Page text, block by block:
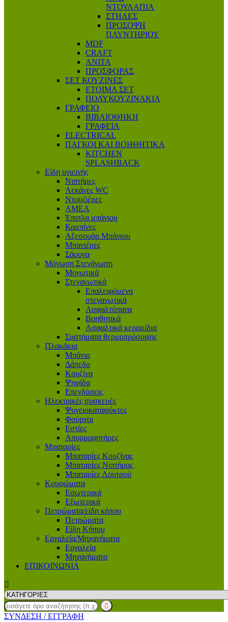
ΝΤΟΥΛΑΠΙΑ
ΣΤΗΛΕΣ
ΠΡΟΣΟΨΗ
ΠΛΥΝΤΗΡΙΟΥ
MDF
CRAFT
ANITA
ΠΡΟΣΦΟΡΑΣ
ΣΕΤ ΚΟΥΖΙΝΕΣ
ΕΤΟΙΜΑ ΣΕΤ
ΠΟΛΥΚΟΥΖΙΝΑΚΙΑ
ΓΡΑΦΕΙΟ
ΒΙΒΛΙΟΘΗΚΗ
ΓΡΑΦΕΙΑ
ELECTRICAL
ΠΑΓΚΟΙ ΚΑΙ ΒΟΗΘΗΤΙΚΑ
KITCHEN
SPLASHBACK
Είδη υγιεινής
Νιπτήρες
Λεκάνες WC
Ντουζιέρες
ΑΜΕΑ
Έπιπλα μπάνιου
Καμπίνες
Αξεσουάρ Μπάνιου
Μπανιέρες
Σάουνα
Μόνωση Στεγάνωση
Μονωτικά
Στεγανωτικά
Επαλειφόμενα
στεγανωτικά
Ασφαλτόπανα
Βοηθητικά
Ασφαλτικά κεραμίδια
Συστήματα θερμοπρόσοψης
Πλακάκια
Μπάνιο
Δάπεδο
Κουζίνα
Ψηφίδα
Επενδύσεις
Ηλεκτρικές συσκευές
Ψυγειοκαταψύκτες
Φούρνοι
Εστίες
Απορροφητήρες
Μπαταρίες
Μπαταρίες Κουζίνας
Μπαταρίες Νιπτήρος
Μπαταρίες Λουτρού
Κουφώματα
Εσωτερικά
Εξωτερικά
Πετρώματα/είδη κήπου
Πετρώματα
Είδη Κήπου
Εργαλεία/Μηχανήματα
Εργαλεία
Μηχανήματα
ΕΠΙΚΟΙΝΩΝΙΑ
ΣΥΝΔΕΣΗ / ΕΓΓΡΑΦΗ